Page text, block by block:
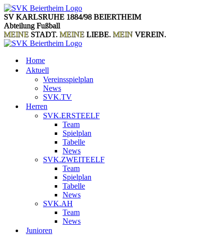
Zum
Inhalt
springen
SV KARLSRUHE 1884/98 BEIERTHEIM
Abteilung Fußball
MEINE STADT. MEINE LIEBE. MEIN VEREIN.
Home
Aktuell
Vereinsspielplan
News
SVK.TV
Herren
SVK.ERSTEELF
Team
Spielplan
Tabelle
News
SVK.ZWEITEELF
Team
Spielplan
Tabelle
News
SVK.AH
Team
News
Junioren